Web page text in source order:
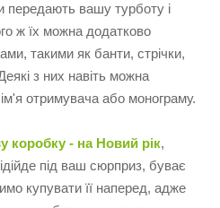
передають вашу турботу і
ж їх можна додатково
такими як банти, стрічки,
з них навіть можна
отримувача або монограму.
коробку - на Новий рік,
під ваш сюрприз, буває
купувати її наперед, адже